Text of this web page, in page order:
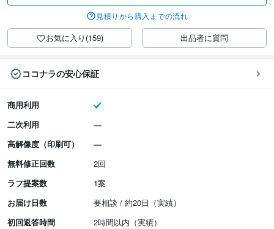
見積りから購入までの流れ
お気に入り(159) 出品者に質問
ココナラの安心保証
商用利用
二次利用
高解像度（印刷可）
無料修正回数
2回
ラフ提案数
1案
お届け日数
要相談 / 約20日（実績）
初回返答時間
2時間以内（実績）